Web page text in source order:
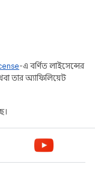
-এ বর্ণিত লাইসেন্সের
তার অ্যাফিলিয়েট